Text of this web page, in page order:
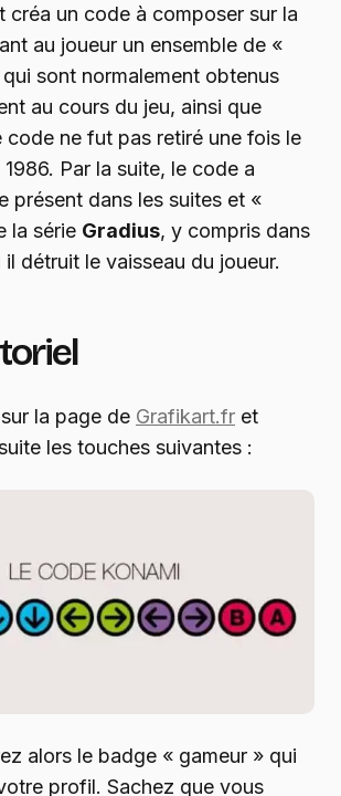
un code à composer sur la
au joueur un ensemble de «
sont normalement obtenus
au cours du jeu, ainsi que
code ne fut pas retiré une fois le
Par la suite, le code a
présent dans les suites et «
la série Gradius, y compris dans
il détruit le vaisseau du joueur.
la page de Grafikart.fr et
les touches suivantes :
alors le badge « gameur » qui
profil. Sachez que vous